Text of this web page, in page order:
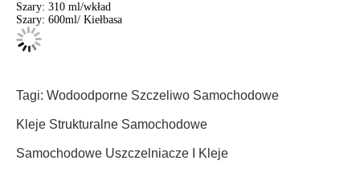
Szary: 310 ml/wkład
Szary: 600ml/ Kiełbasa
Tagi: Wodoodporne Szczeliwo Samochodowe
Kleje Strukturalne Samochodowe
Samochodowe Uszczelniacze I Kleje